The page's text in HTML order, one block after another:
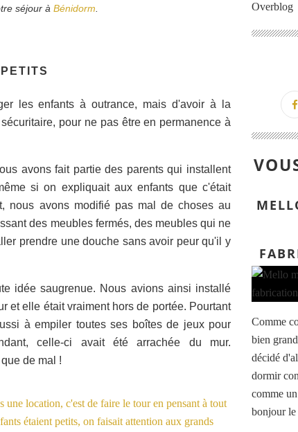
séjour à Bénidorm
les enfants à outrance, mais d'avoir à la
pour ne pas être en permanence à
avons fait partie des parents qui installent
si on expliquait aux enfants que c'était
nous avons modifié pas mal de choses au
des meubles fermés, des meubles qui ne
prendre une douche sans avoir peur qu'il y
idée saugrenue. Nous avions ainsi installé
et elle était vraiment hors de portée. Pourtant
à empiler toutes ses boîtes de jeux pour
celle-ci avait été arrachée du mur.
de mal !
Overblog
Comme
bien
décidé
dormir
comme
bonjour le